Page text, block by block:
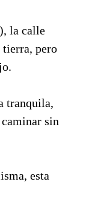
la calle
tierra, pero
tranquila,
sin
esta